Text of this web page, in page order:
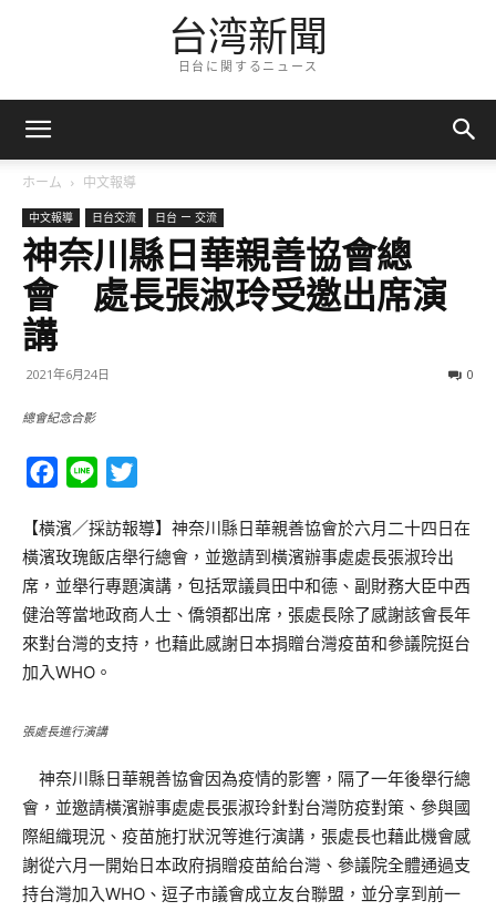
台湾新聞
日台に関するニュース
ホーム 中文報導
中文報導 日台交流 日台 ー 交流
神奈川縣日華親善協會總
會 處長張淑玲受邀出席演
講
2021年6月24日 0
總會紀念合影
Facebook
Line
【橫濱／採訪報導】神奈川縣日華親善協會於六月二十四日在
橫濱玫瑰飯店舉行總會，並邀請到橫濱辦事處處長張淑玲出
席，並舉行專題演講，包括眾議員田中和德、副財務大臣中西
健治等當地政商人士、僑領都出席，張處長除了感謝該會長年
來對台灣的支持，也藉此感謝日本捐贈台灣疫苗和參議院挺台
加入WHO。
張處長進行演講
神奈川縣日華親善協會因為疫情的影響，隔了一年後舉行總
會，並邀請橫濱辦事處處長張淑玲針對台灣防疫對策、參與國
際組織現況、疫苗施打狀況等進行演講，張處長也藉此機會感
謝從六月一開始日本政府捐贈疫苗給台灣、參議院全體通過支
持台灣加入WHO、逗子市議會成立友台聯盟，並分享到前一